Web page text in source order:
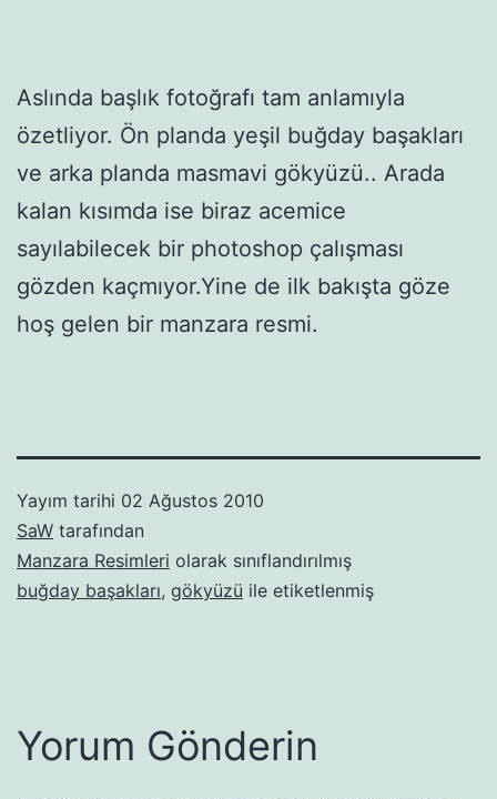
Aslında başlık fotoğrafı tam anlamıyla
özetliyor. Ön planda yeşil buğday başakları
ve arka planda masmavi gökyüzü.. Arada
kalan kısımda ise biraz acemice
sayılabilecek bir photoshop çalışması
gözden kaçmıyor.Yine de ilk bakışta göze
hoş gelen bir manzara resmi.
Yayım tarihi 02 Ağustos 2010
SaW tarafından
Manzara Resimleri olarak sınıflandırılmış
buğday başakları, gökyüzü ile etiketlenmiş
Yorum Gönderin